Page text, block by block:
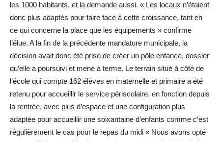
les 1000 habitants, et la demande aussi. « Les locaux n’étaient
donc plus adaptés pour faire face à cette croissance, tant en
ce qui concerne la place que les équipements » confirme
l’élue. A la fin de la précédente mandature municipale, la
décision avait donc été prise de créer un pôle enfance, dossier
qu’elle a poursuivi et mené à terme. Le terrain situé à côté de
l’école qui compte 162 élèves en maternelle et primaire a été
retenu pour accueillir le service périscolaire, en fonction depuis
la rentrée, avec plus d’espace et une configuration plus
adaptée pour accueillir une soixantaine d’enfants comme c’est
régulièrement le cas pour le repas du midi « Nous avons opté